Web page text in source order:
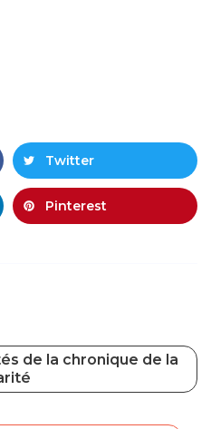
Twitter
Pinterest
de la chronique de la